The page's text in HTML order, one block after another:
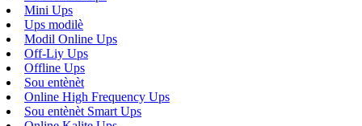
Mini Ups
Ups modilè
Modil Online Ups
Off-Liy Ups
Offline Ups
Sou entènèt
Online High Frequency Ups
Sou entènèt Smart Ups